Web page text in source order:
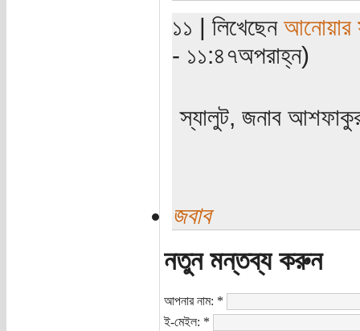
১১ | লিখেছেন আনোয়ার
- ১১:৪৭অপরাহ্ন)
স্যালুট, জনাব
জবাব
নতুন মন্তব্য করুন
আপনার নাম: *
ই-মেইল: *